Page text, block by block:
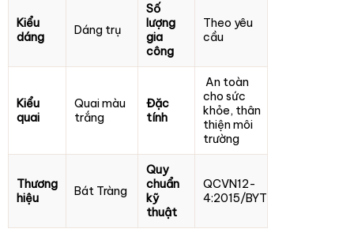
Kiểu
dáng
Dáng trụ
Số
lượng
gia
công
Theo yêu
cầu
Kiểu
quai
Quai màu
trắng
Đặc
tính
An toàn
cho sức
khỏe, thân
thiện môi
trường
Thương
hiệu
Bát Tràng
Quy
chuẩn
kỹ
thuật
QCVN12-
4:2015/BYT